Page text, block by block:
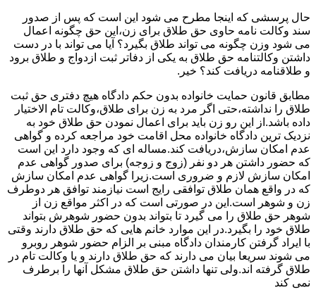
حال پرسشی که اینجا مطرح می شود این است که پس از صدور
سند وکالت نامه حاوی حق طلاق برای زن،این حق چگونه اعمال
می شود وزن چگونه می تواند طلاق بگیرد؟ آیا می تواند با در دست
داشتن وکالتنامه حق طلاق به یکی از دفاتر ثبت ازدواج و طلاق برود
و طلاقنامه دریافت کند؟ خیر.
مطابق قانون حمایت خانواده بدون حکم دادگاه هیچ دفتری حق ثبت
طلاق را نداشته،حتی اگر مرد به زن برای طلاق،وکالت تام الاختیار
داده باشد.از این رو زن باید برای اعمال نمودن حق طلاق خود به
نزدیک ترین دادگاه خانواده محل اقامت خود مراجعه کرده و گواهی
عدم امکان سازش،دریافت کند.مساله ای که وجود دارد این است
که حضور داشتن هر دو نفر (زوج و زوجه) برای صدور گواهی عدم
امکان سازش لازم و ضروری است.زیرا گواهی عدم امکان سازش
که در واقع همان طلاق توافقی رایج است نیازمند توافق هر دوطرف
زن و شوهر است.این در صورتی است که در اکثر مواقع زن از
شوهر حق طلاق را می گیرد تا بتواند بدون حضور شوهرش بتواند
طلاق خود را بگیرد.در این موارد خانم هایی که حق طلاق دارند وقتی
با ایراد گرفتن کارمندان دادگاه مبنی بر الزام حضور شوهر روبرو
می شوند سریعا بیان می دارند که حق طلاق دارند و یا وکالت تام در
طلاق گرفته اند.ولی تنها داشتن حق طلاق مشکل آنها را برطرف
نمی کند